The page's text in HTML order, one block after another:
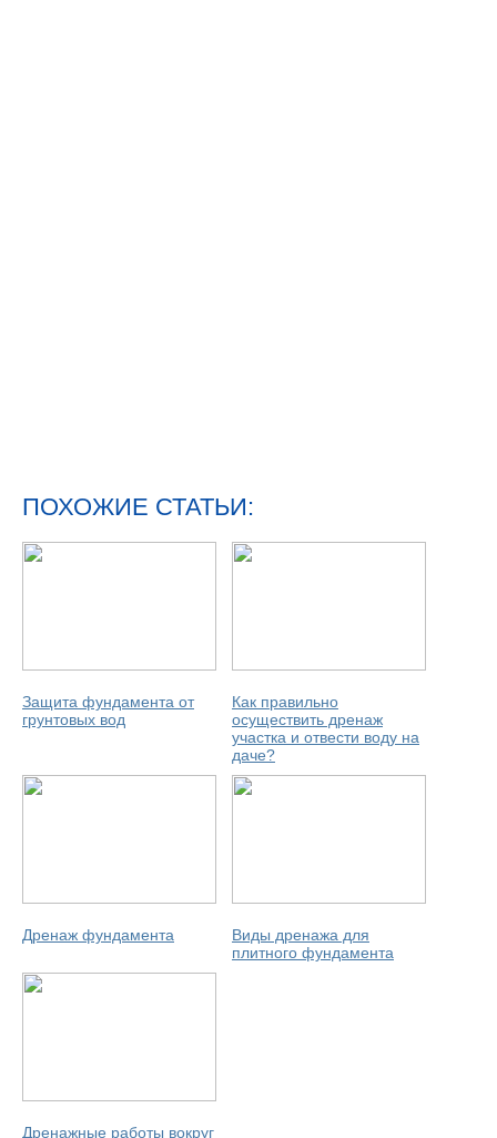
ПОХОЖИЕ СТАТЬИ:
Защита фундамента от
грунтовых вод
Как правильно
осуществить дренаж
участка и отвести воду на
даче?
Дренаж фундамента
Виды дренажа для
плитного фундамента
Дренажные работы вокруг